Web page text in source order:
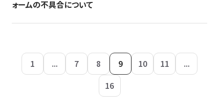
ォームの不具合について
1 ... 7 8 9 10 11
...
16